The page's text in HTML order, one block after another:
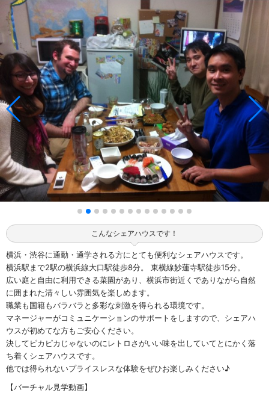
こんなシェアハウスです！
横浜・渋谷に通勤・通学される方にとても便利なシェアハウスです。
横浜駅まで2駅の横浜線大口駅徒歩8分。 東横線妙蓮寺駅徒歩15分。
広い庭と自由に利用できる菜園があり、横浜市街近くでありながら自然
に囲まれた清々しい雰囲気を楽しめます。
職業も国籍もバラバラと多彩な刺激を得られる環境です。
マネージャーがコミュニケーションのサポートをしますので、シェアハ
ウスが初めてな方もご安心ください。
決してピカピカじゃないのにレトロさがいい味を出していてとにかく落
ち着くシェアハウスです。
他では得られないプライスレスな体験をぜひお楽しみください♪
【バーチャル見学動画】